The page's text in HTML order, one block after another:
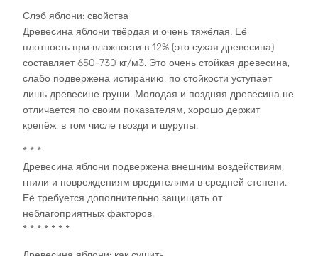
Слэб яблони: свойства
Древесина яблони твёрдая и очень тяжёлая. Её
плотность при влажности в 12% (это сухая древесина)
составляет 650-730 кг/м3. Это очень стойкая древесина,
слабо подвержена истиранию, по стойкости уступает
лишь древесине груши. Молодая и поздняя древесина не
отличается по своим показателям, хорошо держит
крепёж, в том числе гвозди и шурупы.
* * *
Древесина яблони подвержена внешним воздействиям,
гнили и повреждениям вредителями в средней степени.
Её требуется дополнительно защищать от
неблагоприятных факторов.
* * * * * * *